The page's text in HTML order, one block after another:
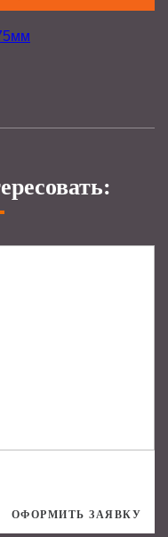
ОФОРМИТЬ ЗАЯВКУ